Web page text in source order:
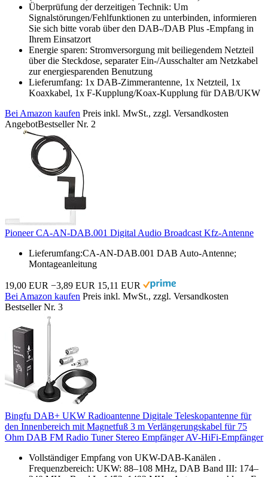
Überprüfung der derzeitigen Technik: Um
Signalstörungen/Fehlfunktionen zu unterbinden, informieren
Sie sich bitte vorab über den DAB-/DAB Plus -Empfang in
Ihrem Einsatzort
Energie sparen: Stromversorgung mit beiliegendem Netzteil
über die Steckdose, separater Ein-/Ausschalter am Netzkabel
zur energiesparenden Benutzung
Lieferumfang: 1x DAB-Zimmerantenne, 1x Netzteil, 1x
Koaxkabel, 1x F-Kupplung/Koax-Kupplung für DAB/UKW
Bei Amazon kaufen Preis inkl. MwSt., zzgl. Versandkosten
AngebotBestseller Nr. 2
Pioneer CA-AN-DAB.001 Digital Audio Broadcast Kfz-Antenne
Lieferumfang:CA-AN-DAB.001 DAB Auto-Antenne;
Montageanleitung
19,00 EUR −3,89 EUR 15,11 EUR
Bei Amazon kaufen Preis inkl. MwSt., zzgl. Versandkosten
Bestseller Nr. 3
Bingfu DAB+ UKW Radioantenne Digitale Teleskopantenne für
den Innenbereich mit Magnetfuß 3 m Verlängerungskabel für 75
Ohm DAB FM Radio Tuner Stereo Empfänger AV-HiFi-Empfänger
Vollständiger Empfang von UKW-DAB-Kanälen .
Frequenzbereich: UKW: 88–108 MHz, DAB Band III: 174–